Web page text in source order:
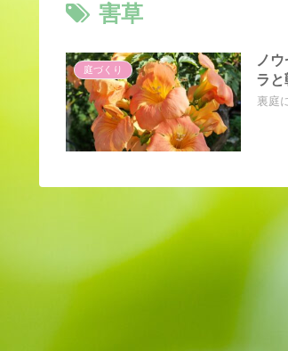
害草
庭づくり
ノ
ラと
裏庭